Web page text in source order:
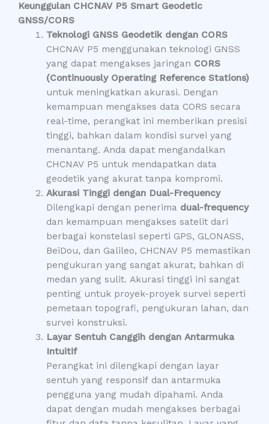
Keunggulan CHCNAV P5 Smart Geodetic
GNSS/CORS
Teknologi GNSS Geodetik dengan CORS
CHCNAV P5 menggunakan teknologi GNSS
yang dapat mengakses jaringan CORS
(Continuously Operating Reference Stations)
untuk meningkatkan akurasi. Dengan
kemampuan mengakses data CORS secara
real-time, perangkat ini memberikan presisi
tinggi, bahkan dalam kondisi survei yang
menantang. Anda dapat mengandalkan
CHCNAV P5 untuk mendapatkan data
geodetik yang akurat tanpa kompromi.
Akurasi Tinggi dengan Dual-Frequency
Dilengkapi dengan penerima dual-frequency
dan kemampuan mengakses satelit dari
berbagai konstelasi seperti GPS, GLONASS,
BeiDou, dan Galileo, CHCNAV P5 memastikan
pengukuran yang sangat akurat, bahkan di
medan yang sulit. Akurasi tinggi ini sangat
penting untuk proyek-proyek survei seperti
pemetaan topografi, pengukuran lahan, dan
survei konstruksi.
Layar Sentuh Canggih dengan Antarmuka
Intuitif
Perangkat ini dilengkapi dengan layar
sentuh yang responsif dan antarmuka
pengguna yang mudah dipahami. Anda
dapat dengan mudah mengakses berbagai